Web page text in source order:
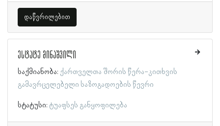
დაწვრილებით
ესტატე მინაშვილი
საქმიანობა: ქართველთა შორის წერა-კითხვის
გამავრცელებელი საზოგადოების წევრი
სტატუსი: ტუაფსეს განყოფილება